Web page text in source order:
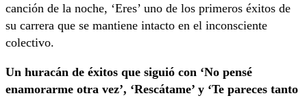
canción de la noche, ‘Eres’ uno de los primeros éxitos de
su carrera que se mantiene intacto en el inconsciente
colectivo.
Un huracán de éxitos que siguió con ‘No pensé
enamorarme otra vez’, ‘Rescátame’ y ‘Te pareces tanto